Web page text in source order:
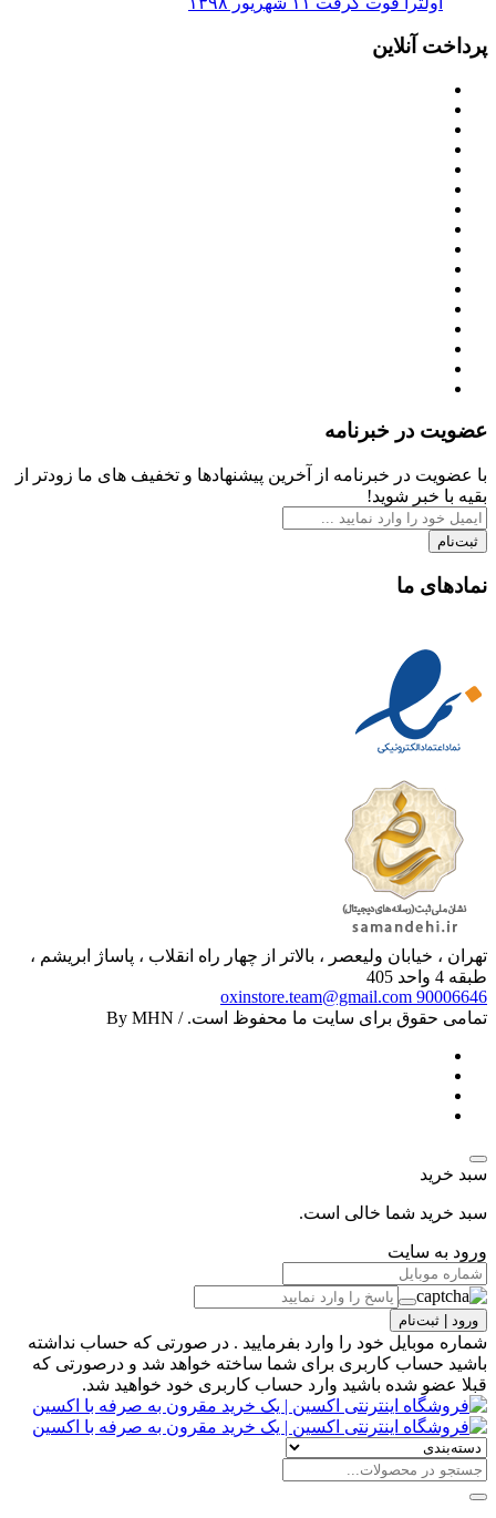
پرداخت آنلاین
عضویت در خبرنامه
با عضویت در خبرنامه از آخرین پیشنهادها و تخفیف های ما زودتر از
بقیه با خبر شوید!
ثبت‌نام
نمادهای ما
تهران ، خیابان ولیعصر ، بالاتر از چهار راه انقلاب ، پاساژ ابریشم ،
طبقه 4 واحد 405
90006646
oxinstore.team@gmail.com
تمامی حقوق برای سایت ما محفوظ است. / By MHN
سبد خرید
سبد خرید شما خالی است.
ورود به سایت
ورود | ثبت‌نام
شماره موبایل خود را وارد بفرمایید . در صورتی که حساب نداشته
باشید حساب کاربری برای شما ساخته خواهد شد و درصورتی که
قبلا عضو شده باشید وارد حساب کاربری خود خواهید شد.